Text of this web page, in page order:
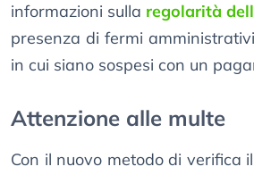
informazioni sulla regolarità
presenza di fermi
in cui siano sospesi con un
Attenzione alle multe
Con il nuovo metodo di verifica